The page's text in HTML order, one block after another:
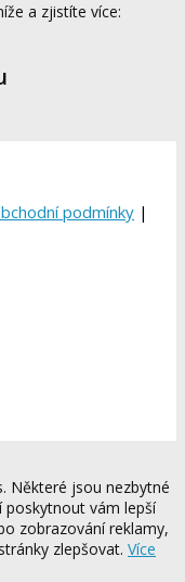
a zjistíte více:
podmínky |
Některé jsou nezbytné
vám lepší
zobrazování reklamy,
zlepšovat. Více